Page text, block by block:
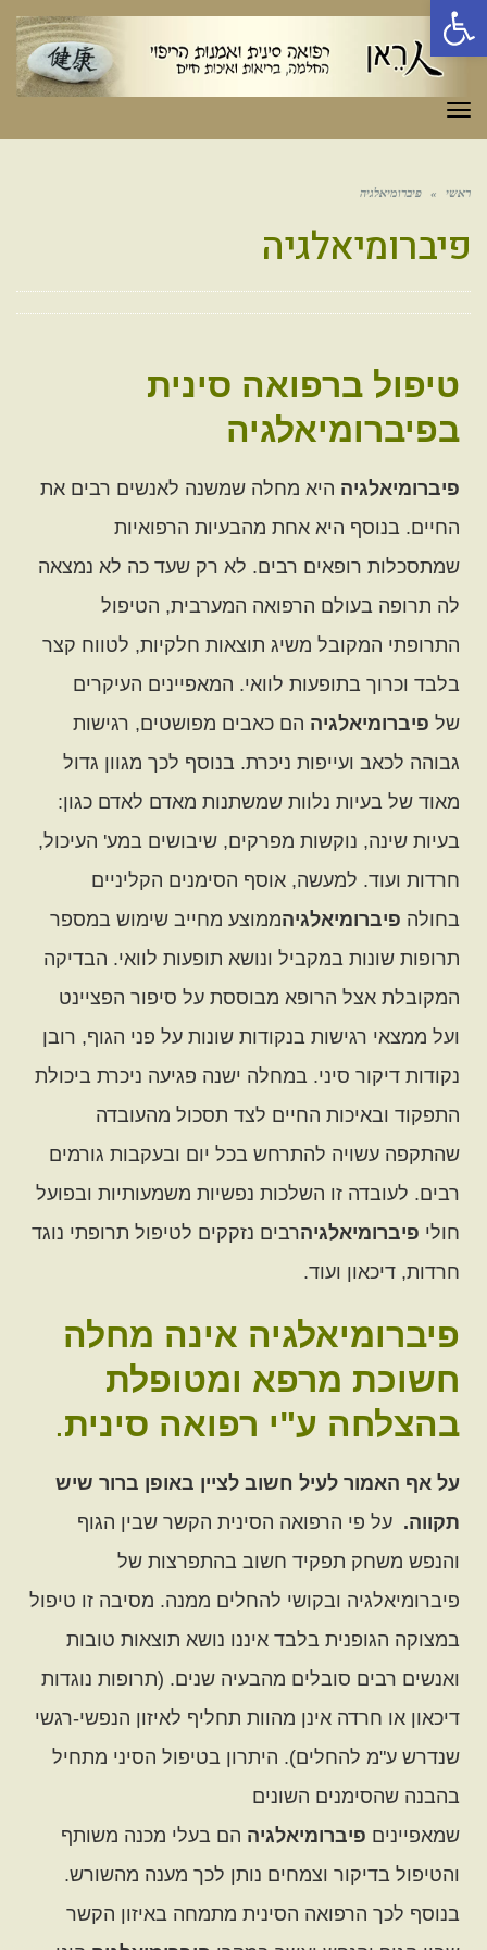
פתח סרגל נגישות
תפריט
ראשי » פיברומיאלגיה
פיברומיאלגיה
טיפול ברפואה סינית
בפיברומיאלגיה
פיברומיאלגיה היא מחלה שמשנה לאנשים רבים את
החיים. בנוסף היא אחת מהבעיות הרפואיות
שמתסכלות רופאים רבים. לא רק שעד כה לא נמצאה
לה תרופה בעולם הרפואה המערבית, הטיפול
התרופתי המקובל משיג תוצאות חלקיות, לטווח קצר
בלבד וכרוך בתופעות לוואי. המאפיינים העיקרים
של פיברומיאלגיה הם כאבים מפושטים, רגישות
גבוהה לכאב ועייפות ניכרת. בנוסף לכך מגוון גדול
מאוד של בעיות נלוות שמשתנות מאדם לאדם כגון:
בעיות שינה, נוקשות מפרקים, שיבושים במע' העיכול,
חרדות ועוד. למעשה, אוסף הסימנים הקליניים
בחולה פיברומיאלגיהממוצע מחייב שימוש במספר
תרופות שונות במקביל ונושא תופעות לוואי. הבדיקה
המקובלת אצל הרופא מבוססת על סיפור הפציינט
ועל ממצאי רגישות בנקודות שונות על פני הגוף, רובן
נקודות דיקור סיני. במחלה ישנה פגיעה ניכרת ביכולת
התפקוד ובאיכות החיים לצד תסכול מהעובדה
שהתקפה עשויה להתרחש בכל יום ובעקבות גורמים
רבים. לעובדה זו השלכות נפשיות משמעותיות ובפועל
חולי פיברומיאלגיהרבים נזקקים לטיפול תרופתי נוגד
חרדות, דיכאון ועוד.
פיברומיאלגיה אינה מחלה
חשוכת מרפא ומטופלת
בהצלחה ע"י רפואה סינית.
על אף האמור לעיל חשוב לציין באופן ברור שיש
תקווה. על פי הרפואה הסינית הקשר שבין הגוף
והנפש משחק תפקיד חשוב בהתפרצות של
פיברומיאלגיה ובקושי להחלים ממנה. מסיבה זו טיפול
במצוקה הגופנית בלבד איננו נושא תוצאות טובות
ואנשים רבים סובלים מהבעיה שנים. (תרופות נוגדות
דיכאון או חרדה אינן מהוות תחליף לאיזון הנפשי-רגשי
שנדרש ע"מ להחלים). היתרון בטיפול הסיני מתחיל
בהבנה שהסימנים השונים
שמאפיינים פיברומיאלגיה הם בעלי מכנה משותף
והטיפול בדיקור וצמחים נותן לכך מענה מהשורש.
בנוסף לכך הרפואה הסינית מתמחה באיזון הקשר